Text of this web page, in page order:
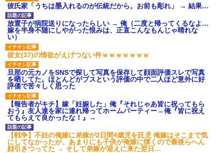
【衝撃】職場に入って来た綺麗な新人さんに職場を案内すること
に → 新人「ドンッ！」私「！？」→ 突然、突き飛ばされて左手
の甲を踏みつけられて…
上司「何なの、この書類！！」私「あの‥」上司「今は私が話し
てるの！」私「ですから」上司「黙って聞きなさい！」私「それ
は」上司「言い訳しない！」→結果ｗｗｗｗｗ
義兄嫁が義実家で「コロナ陽性だったからこのまま療養させて下
さい」と言い出してド修羅場になった
旦那の元カノをSNSで探して写真を保存して顔面評価スレで写真
を晒してた。ほとんどがブスという評価の中で二人ほど意外に好
評価で苦々しく思った
彼氏家「うちは墨入れるのが伝統だから。お前も彫れ」 → 結果…
放置子が病院送りになったらしい → 俺（二度と帰ってくるなよ…
嫁を半身不随にしやがった恨みは、正直こんなもんじゃ晴れな
い）
彼女(37)の情欲がえげつない件ｗｗｗｗｗｗｗ
旦那の元カノをSNSで探して写真を保存して顔面評価スレで写真
を晒してた。ほとんどがブスという評価の中で二人ほど意外に好
評価で苦々しく思った
【報告者がキチ】嫁「妊娠した」俺『それじゃあ皆に祝ってもら
おう』友人達を家に連れ帰ってホームパーティー→俺『皆に祝え
てもらえて良かったな！』→
【戦争】不妊の俺嫁に弟嫁が2日間4歳児を託児 俺嫁はそこまで気
にしてなかったが、あまりにも子供が俺嫁に懐くので最後らへん
顔引きつってた → そして弟嫁が迎えに来た翌日…